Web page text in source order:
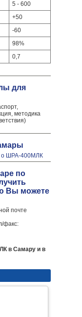
5 - 600
+50
-60
98%
0,7
для
методика
о ШРА-400МЛК
по
Вы можете
почте
факс:
в Самару и в